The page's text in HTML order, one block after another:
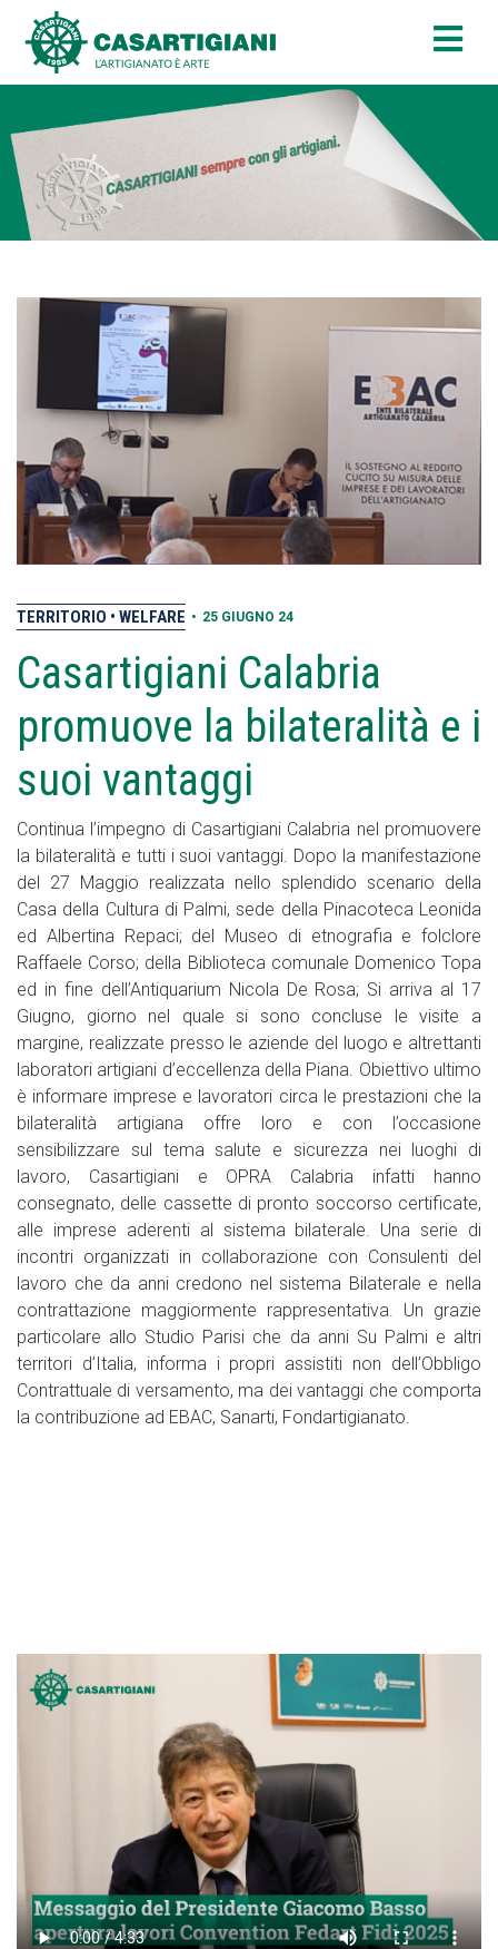
TERRITORIO WELFARE • 25 GIUGNO 24
Casartigiani Calabria
promuove la bilateralità e i
suoi vantaggi
Continua l’impegno di Casartigiani Calabria nel promuovere
la bilateralità e tutti i suoi vantaggi. Dopo la manifestazione
del 27 Maggio realizzata nello splendido scenario della
Casa della Cultura di Palmi, sede della Pinacoteca Leonida
ed Albertina Repaci; del Museo di etnografia e folclore
Raffaele Corso; della Biblioteca comunale Domenico Topa
ed in fine dell’Antiquarium Nicola De Rosa; Si arriva al 17
Giugno, giorno nel quale si sono concluse le visite a
margine, realizzate presso le aziende del luogo e altrettanti
laboratori artigiani d’eccellenza della Piana. Obiettivo ultimo
è informare imprese e lavoratori circa le prestazioni che la
bilateralità artigiana offre loro e con l’occasione
sensibilizzare sul tema salute e sicurezza nei luoghi di
lavoro, Casartigiani e OPRA Calabria infatti hanno
consegnato, delle cassette di pronto soccorso certificate,
alle imprese aderenti al sistema bilaterale. Una serie di
incontri organizzati in collaborazione con Consulenti del
lavoro che da anni credono nel sistema Bilaterale e nella
contrattazione maggiormente rappresentativa. Un grazie
particolare allo Studio Parisi che da anni Su Palmi e altri
territori d’Italia, informa i propri assistiti non dell’Obbligo
Contrattuale di versamento, ma dei vantaggi che comporta
la contribuzione ad EBAC, Sanarti, Fondartigianato.